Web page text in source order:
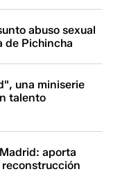
abuso sexual
de Pichincha
una miniserie
talento
aporta
reconstrucción